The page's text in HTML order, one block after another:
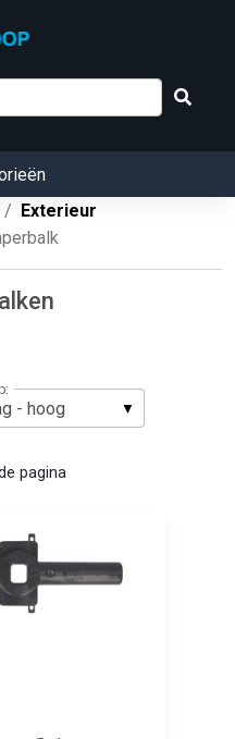
Exterieur
pagina